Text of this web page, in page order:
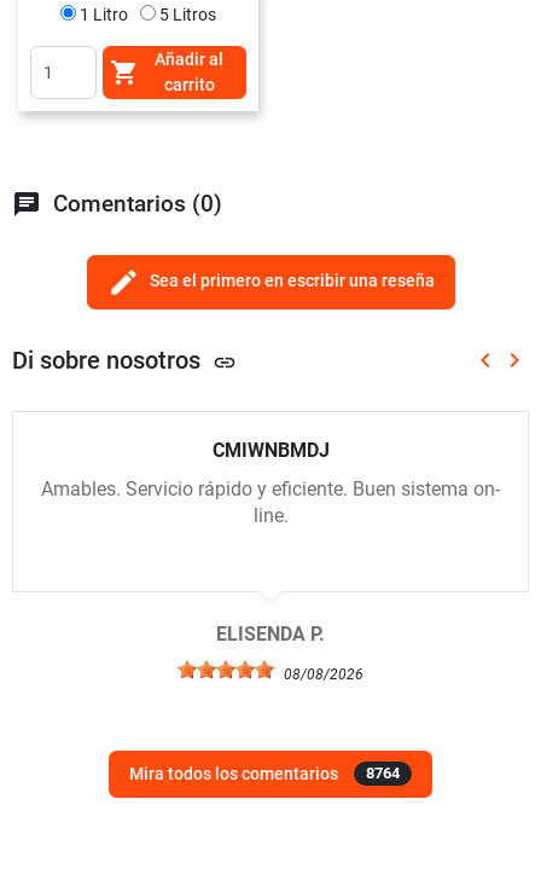
1 Litro 5 Litros

Añadir al
carrito
chat Comentarios (0)
edit Sea el primero en escribir una reseña
Di sobre nosotros link keyboard_arrow_left keyboard_arrow_right
CMIWNBMDJ
Amables. Servicio rápido y eficiente. Buen sistema on-
line.
ELISENDA P.
08/08/2026
Mira todos los comentarios 8764